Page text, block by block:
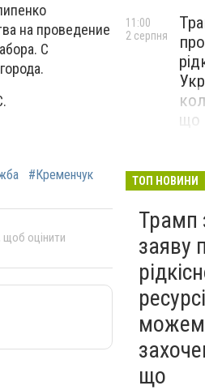
на проведение
С
#Кременчук
, щоб оцінити
що
11:00
2 серпня
31 липня
ТОП НОВИНИ
Трамп
заяву
що